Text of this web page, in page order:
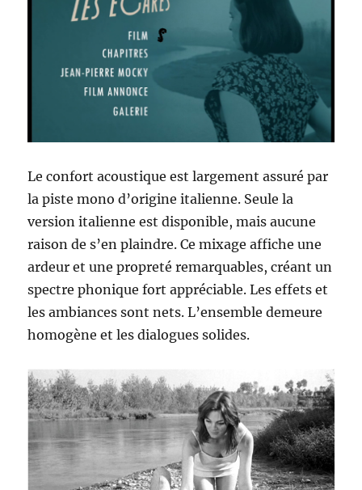
Le confort acoustique est largement assuré par
la piste mono d’origine italienne. Seule la
version italienne est disponible, mais aucune
raison de s’en plaindre. Ce mixage affiche une
ardeur et une propreté remarquables, créant un
spectre phonique fort appréciable. Les effets et
les ambiances sont nets. L’ensemble demeure
homogène et les dialogues solides.